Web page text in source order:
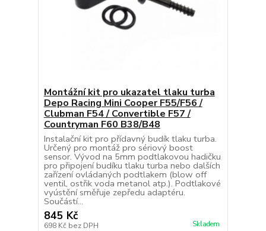
Montážní kit pro ukazatel tlaku turba
Depo Racing Mini Cooper F55/F56 /
Clubman F54 / Convertible F57 /
Countryman F60 B38/B48
Instalační kit pro přídavný budík tlaku turba.
Určený pro montáž pro sériový boost
sensor. Vývod na 5mm podtlakovou hadičku
pro připojení budíku tlaku turba nebo dalších
zařízení ovládaných podtlakem (blow off
ventil, ostřik voda metanol atp.). Podtlakové
vyústění směřuje zepředu adaptéru.
Součástí...
845 Kč
698 Kč bez DPH Skladem